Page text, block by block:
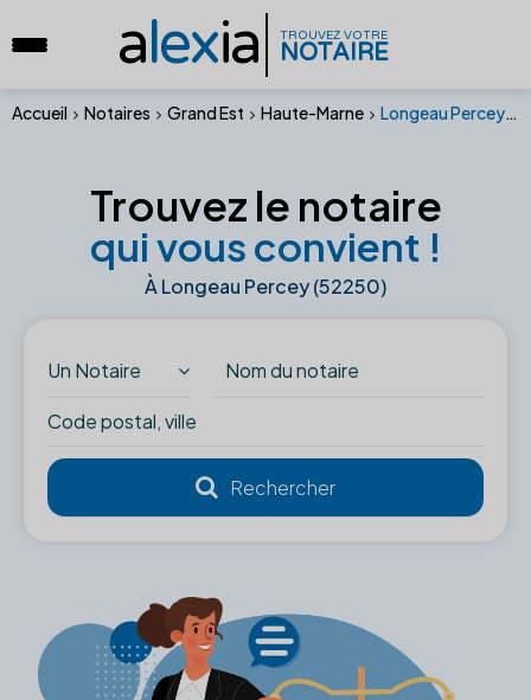
alexia TROUVEZ VOTRE
NOTAIRE
Accueil Notaires Grand Est Haute-Marne Longeau Percey (52250)
Trouvez le notaire
qui vous convient !
À Longeau Percey (52250)
Un Notaire